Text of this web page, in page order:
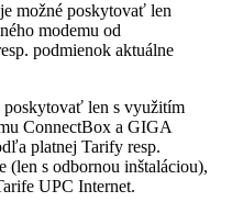
možné poskytovať len
modemu od
podmienok aktuálne
poskytovať len s využitím
ConnectBox a GIGA
platnej Tarify resp.
(len s odbornou inštaláciou),
UPC Internet.